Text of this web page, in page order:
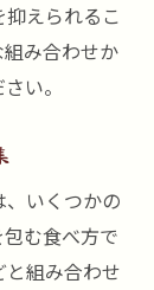
えられるこ
み合わせか
い。
いくつかの
む食べ方で
組み合わせ